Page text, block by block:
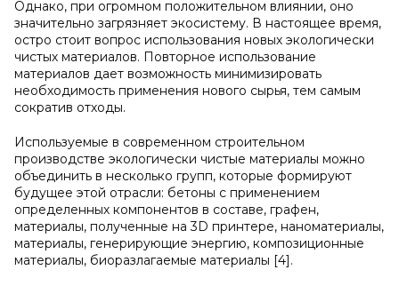
Однако, при огромном положительном влиянии, оно
значительно загрязняет экосистему. В настоящее время,
остро стоит вопрос использования новых экологически
чистых материалов. Повторное использование
материалов дает возможность минимизировать
необходимость применения нового сырья, тем самым
сократив отходы.
Используемые в современном строительном
производстве экологически чистые материалы можно
объединить в несколько групп, которые формируют
будущее этой отрасли: бетоны с применением
определенных компонентов в составе, графен,
материалы, полученные на 3D принтере, наноматериалы,
материалы, генерирующие энергию, композиционные
материалы, биоразлагаемые материалы [4].